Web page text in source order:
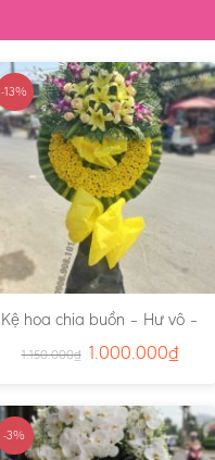
-13%
Kệ hoa chia buồn – Hư vô –
1.150.000₫ 1.000.000₫
-3%